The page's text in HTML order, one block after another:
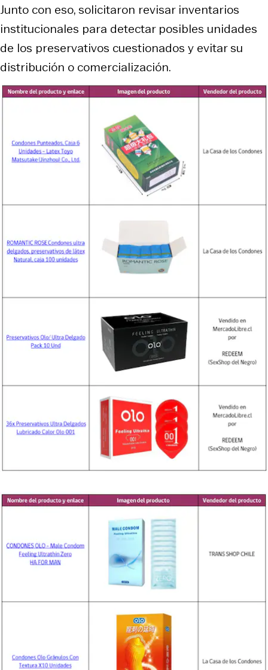
Junto con eso, solicitaron revisar inventarios
institucionales para detectar posibles unidades
de los preservativos cuestionados y evitar su
distribución o comercialización.